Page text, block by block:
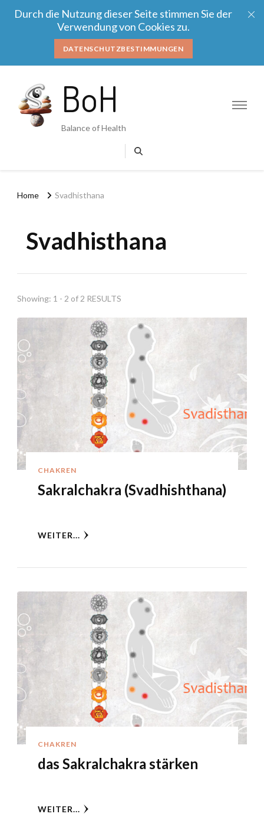
Durch die Nutzung dieser Seite stimmen Sie der
Verwendung von Cookies zu.
DATENSCHUTZBESTIMMUNGEN
BoH
Balance of Health
Home Svadhisthana
Svadhisthana
Showing: 1 - 2 of 2 RESULTS
CHAKREN
Sakralchakra (Svadhishthana)
WEITER...
CHAKREN
das Sakralchakra stärken
WEITER...